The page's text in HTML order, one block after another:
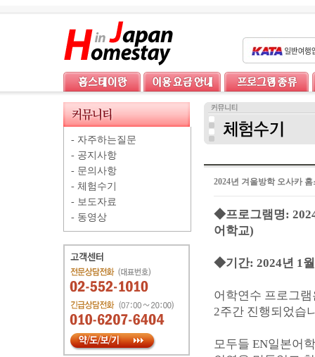
- 자주하는질문
- 공지사항
- 문의사항
- 체험수기
- 보도자료
- 동영상
2024년 겨울방학 오사카
◆프로그램명:
어학교)
◆기간: 2024년 1
어학연수 프로그
2주간 진행되었습
모두들 EN일본어